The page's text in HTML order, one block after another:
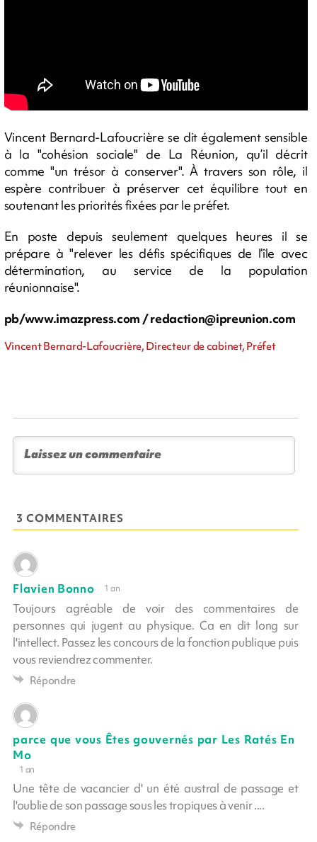
Vincent Bernard-Lafoucrière se dit également sensible
à la "cohésion sociale" de La Réunion, qu’il décrit
comme "un trésor à conserver". À travers son rôle, il
espère contribuer à préserver cet équilibre tout en
soutenant les priorités fixées par le préfet.
En poste depuis seulement quelques heures il se
prépare à "relever les défis spécifiques de l’île avec
détermination, au service de la population
réunionnaise".
pb/www.imazpress.com /redaction@ipreunion.com
Vincent Bernard-Lafoucrière, Directeur de cabinet, Préfet
3 COMMENTAIRES
Flavien Bonno 1 an
Toujours agréable de voir des commentaires de
personnes qui jugent au physique. Ca en dit long sur
l'intellect. Passez les concours de la fonction publique puis
vous reviendrez commenter.
Répondre
parce que vous Êtes gouvernés par Les Ratés En
Mo
1 an
Une tête de vacancier d' un été austral de passage et
l'oublie de son passage sous les tropiques à venir ....
Répondre